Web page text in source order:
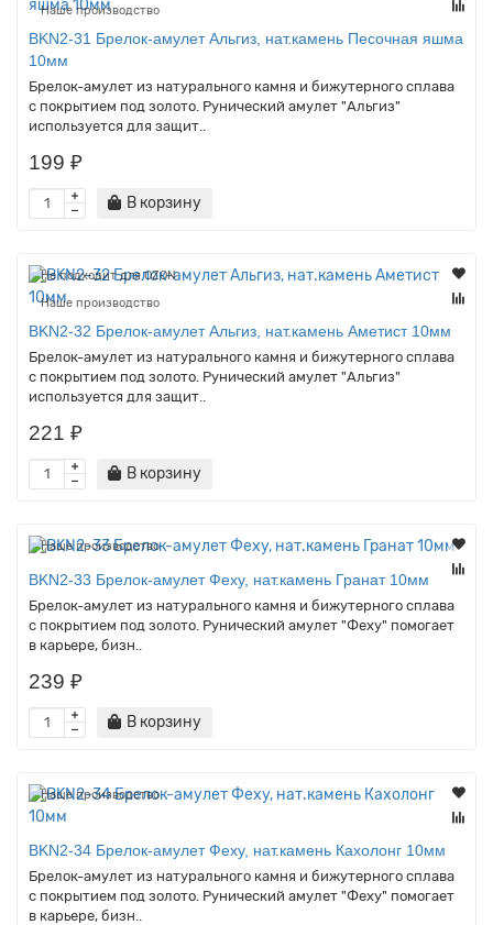
Наше производство
BKN2-31 Брелок-амулет Альгиз, нат.камень Песочная яшма
10мм
Брелок-амулет из натурального камня и бижутерного сплава
с покрытием под золото. Рунический амулет "Альгиз"
используется для защит..
199 ₽
В корзину
Не подходит для OZON
Наше производство
BKN2-32 Брелок-амулет Альгиз, нат.камень Аметист 10мм
Брелок-амулет из натурального камня и бижутерного сплава
с покрытием под золото. Рунический амулет "Альгиз"
используется для защит..
221 ₽
В корзину
Наше производство
BKN2-33 Брелок-амулет Феху, нат.камень Гранат 10мм
Брелок-амулет из натурального камня и бижутерного сплава
с покрытием под золото. Рунический амулет "Феху" помогает
в карьере, бизн..
239 ₽
В корзину
Наше производство
BKN2-34 Брелок-амулет Феху, нат.камень Кахолонг 10мм
Брелок-амулет из натурального камня и бижутерного сплава
с покрытием под золото. Рунический амулет "Феху" помогает
в карьере, бизн..